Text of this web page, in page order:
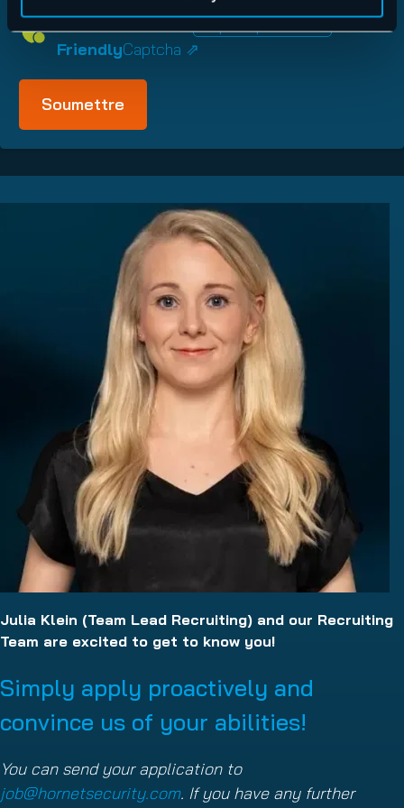
Vérification Anti-Robot Clique ici pour vérifier
FriendlyCaptcha ⇗
Julia Klein (Team Lead Recruiting) and our Recruiting
Team are excited to get to know you!
Simply apply proactively and
convince us of your abilities!
You can send your application to
job@hornetsecurity.com. If you have any further